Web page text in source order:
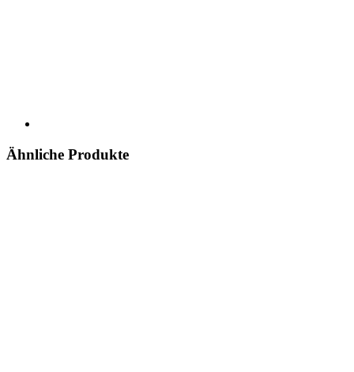
Ähnliche Produkte